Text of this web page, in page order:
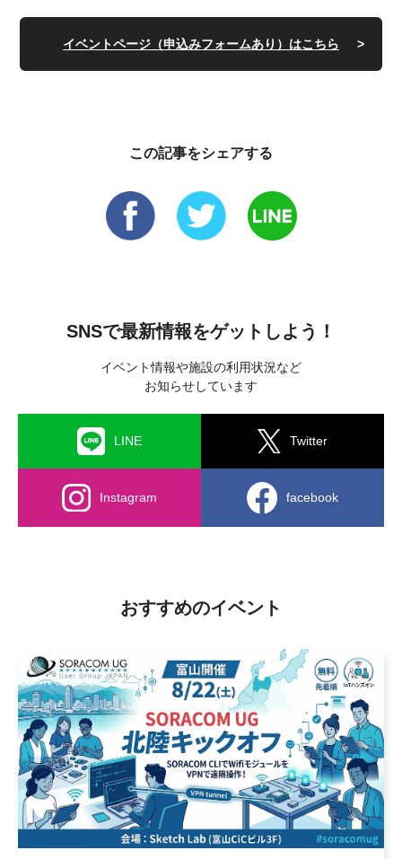
イベントページ（申込みフォームあり）はこちら
この記事をシェアする
SNSで最新情報をゲットしよう！
イベント情報や施設の利用状況など
お知らせしています
LINE Twitter
Instagram facebook
おすすめのイベント